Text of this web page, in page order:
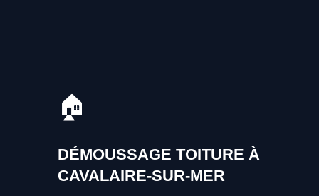
🏠
DÉMOUSSAGE TOITURE À
CAVALAIRE-SUR-MER